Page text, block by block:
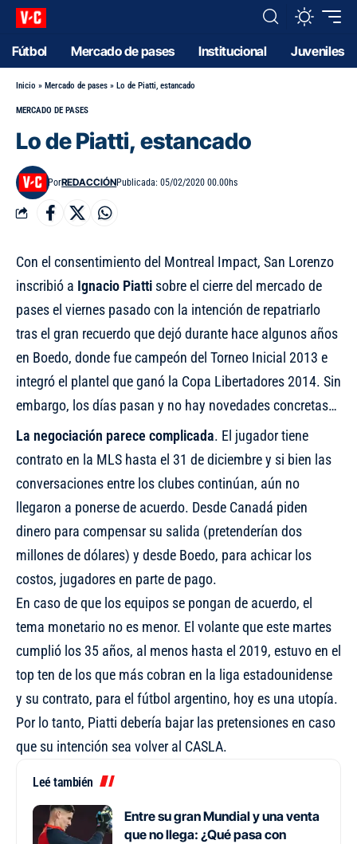
Fútbol Mercado de pases Institucional Juveniles
Inicio » Mercado de pases » Lo de Piatti, estancado
MERCADO DE PASES
Lo de Piatti, estancado
PorREDACCIÓNPublicada: 05/02/2020 00.00hs
Con el consentimiento del Montreal Impact, San Lorenzo
inscribió a Ignacio Piatti sobre el cierre del mercado de
pases el viernes pasado con la intención de repatriarlo
tras el gran recuerdo que dejó durante hace algunos años
en Boedo, donde fue campeón del Torneo Inicial 2013 e
integró el plantel que ganó la Copa Libertadores 2014. Sin
embargo, los días pasan y no hay novedades concretas…
La negociación parece complicada. El jugador tiene
contrato en la MLS hasta el 31 de diciembre y si bien las
conversaciones entre los clubes continúan, aún no
llegaron a ponerse de acuerdo. Desde Canadá piden
dinero para compensar su salida (pretenderían dos
millones de dólares) y desde Boedo, para achicar los
costos, jugadores en parte de pago.
En caso de que los equipos se pongan de acuerdo, el
tema monetario no es menor. El volante que este martes
cumplió los 35 años, al menos hasta el 2019, estuvo en el
top ten de los que más cobran en la liga estadounidense
y su contrato, para el fútbol argentino, hoy es una utopía.
Por lo tanto, Piatti debería bajar las pretensiones en caso
que su intención sea volver al CASLA.
Leé también
Entre su gran Mundial y una venta
que no llega: ¿Qué pasa con